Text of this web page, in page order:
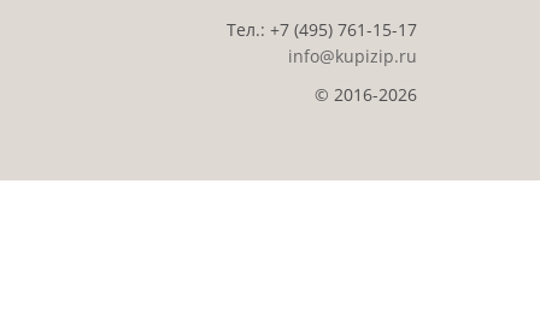
Тел.: +7 (495) 761-15-17
info@kupizip.ru
© 2016-2026